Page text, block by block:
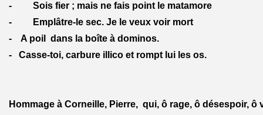
- Sois fier ; mais ne fais point le matamore
- Emplâtre-le sec. Je le veux voir mort
- A poil dans la boîte à dominos.
- Casse-toi, carbure illico et rompt lui les os.
Hommage à Corneille, Pierre, qui, ô rage, ô désespoir, ô